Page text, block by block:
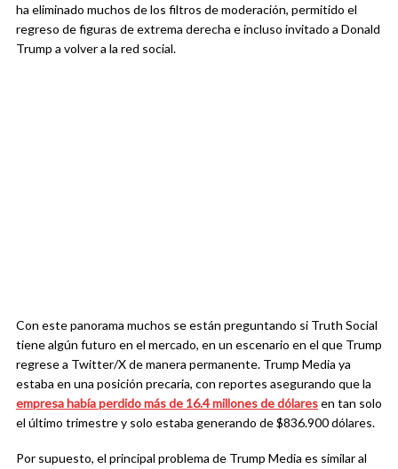
ha eliminado muchos de los filtros de moderación, permitido el
regreso de figuras de extrema derecha e incluso invitado a Donald
Trump a volver a la red social.
Con este panorama muchos se están preguntando si Truth Social
tiene algún futuro en el mercado, en un escenario en el que Trump
regrese a Twitter/X de manera permanente. Trump Media ya
estaba en una posición precaria, con reportes asegurando que la
empresa había perdido más de 16.4 millones de dólaresen tan solo
el último trimestre y solo estaba generando de $836.900 dólares.
Por supuesto, el principal problema de Trump Media es similar al